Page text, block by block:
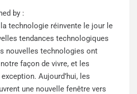
by :
technologie réinvente le jour le
tendances technologiques
nouvelles technologies ont
façon de vivre, et les
Aujourd’hui, les
une nouvelle fenêtre vers